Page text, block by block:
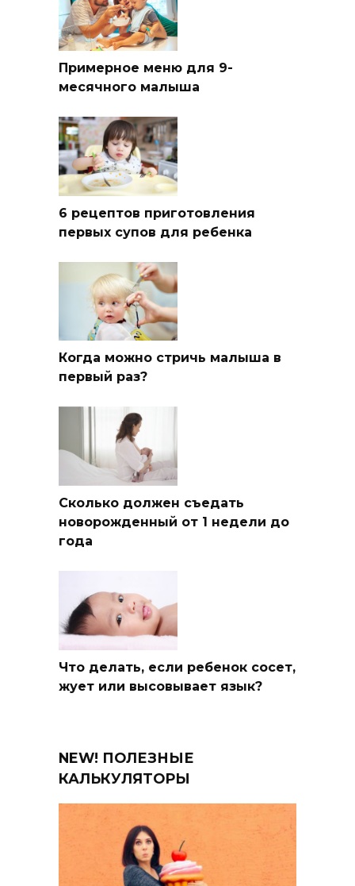
Примерное меню для 9-
месячного малыша
6 рецептов приготовления
первых супов для ребенка
Когда можно стричь малыша в
первый раз?
Сколько должен съедать
новорожденный от 1 недели до
года
Что делать, если ребенок сосет,
жует или высовывает язык?
NEW! ПОЛЕЗНЫЕ
КАЛЬКУЛЯТОРЫ